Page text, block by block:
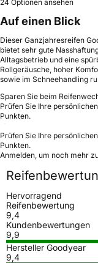
24 Optionen ansehen
Auf einen Blick
Dieser Ganzjahresreifen
bietet sehr gute
Alltagsbetrieb und eine
Rollgeräusche, hoher
sowie im Schneehandling
Sparen Sie beim
Prüfen Sie Ihre
Punkten.
Prüfen Sie Ihre
Punkten.
Anmelden, um noch mehr
Hervorragend
Reifenbewertung
9,4
Kundenbewertungen
9,9
Hersteller Goodyear
9,4